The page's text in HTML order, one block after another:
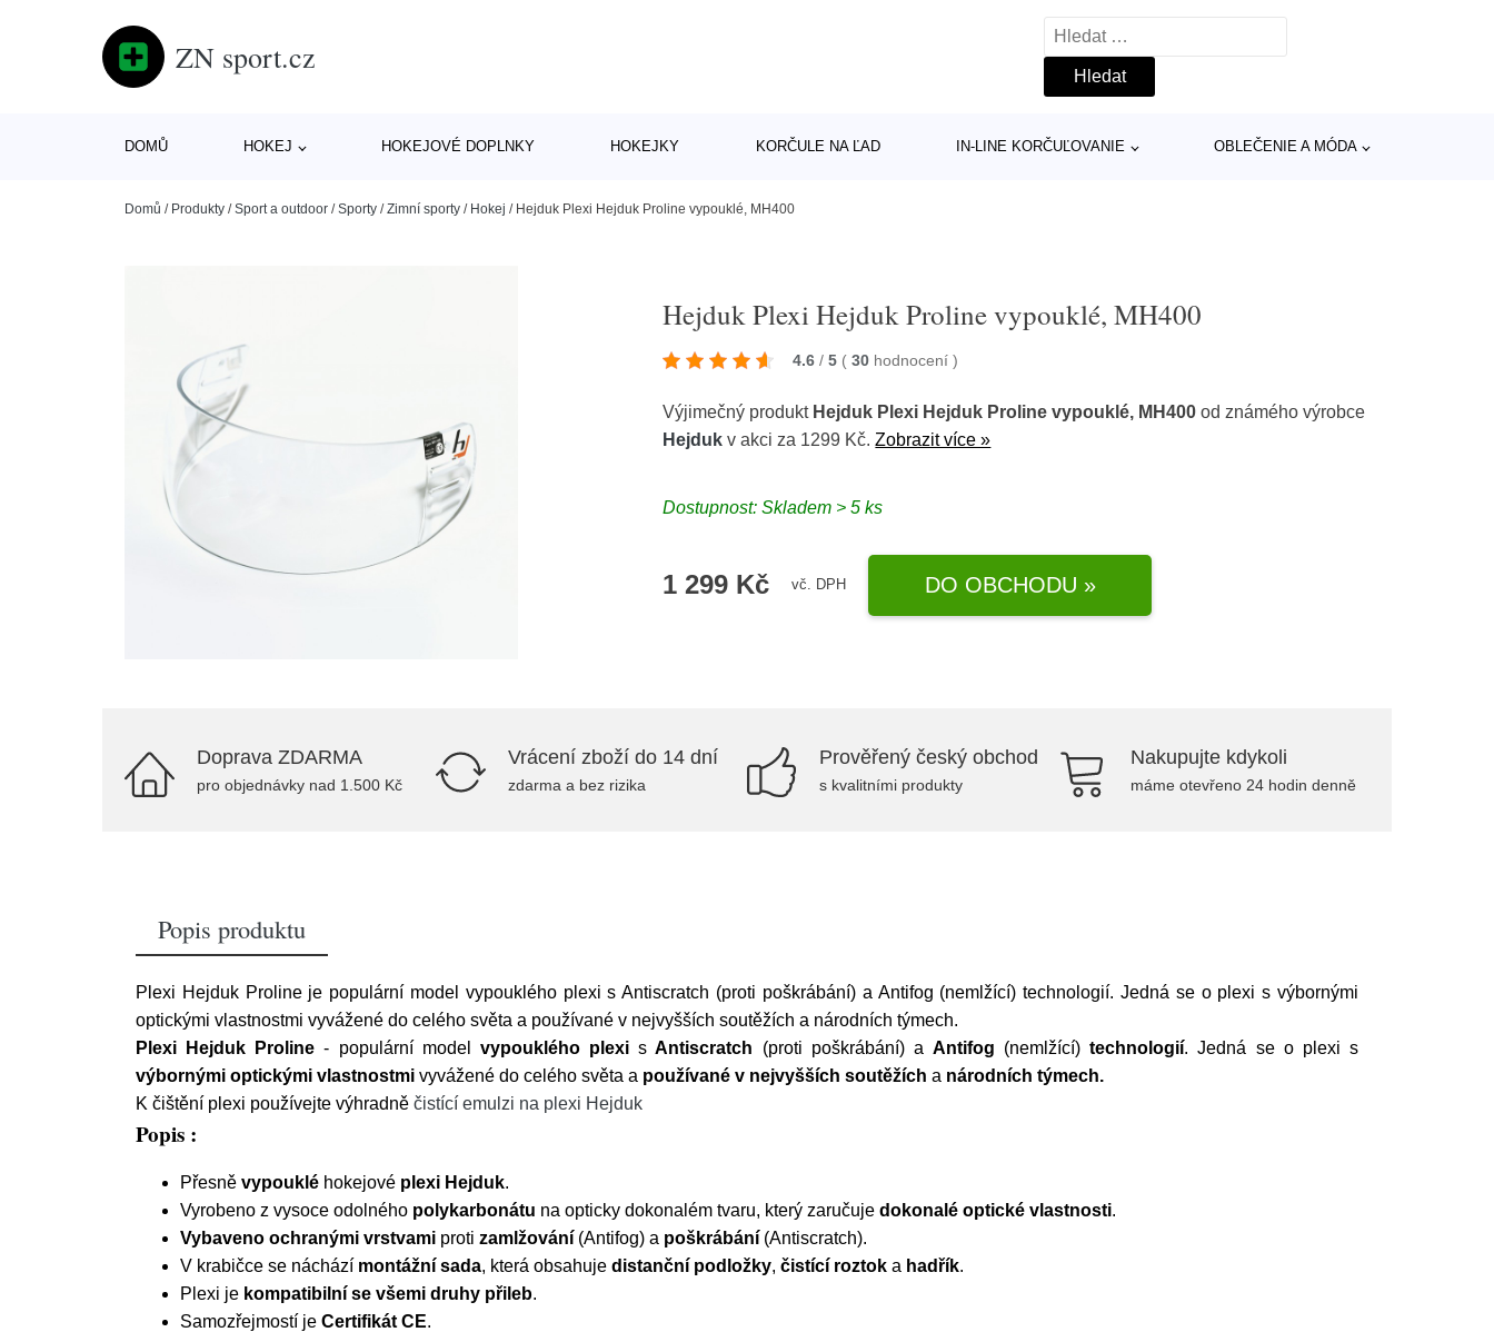
ZN sport.cz
Vyhledávání
DOMŮ HOKEJ HOKEJOVÉ DOPLNKY HOKEJKY KORČULE NA ĽAD IN-LINE KORČUĽOVANIE OBLEČENIE A MÓDA
Domů / Produkty /Sport a outdoor /Sporty /Zimní sporty / Hokej / Hejduk Plexi Hejduk Proline vypouklé, MH400
Hejduk Plexi Hejduk Proline vypouklé, MH400
4.6 / 5 ( 30 hodnocení)
Výjimečný produkt Hejduk Plexi Hejduk Proline vypouklé, MH400 od známého výrobce
Hejduk v akci za 1299 Kč.Zobrazit více »
Dostupnost: Skladem > 5 ks
1 299 Kč vč. DPH DO OBCHODU »
Doprava ZDARMA
pro objednávky nad 1.500 Kč
Vrácení zboží do 14 dní
zdarma a bez rizika
Prověřený český obchod
s kvalitními produkty
Nakupujte kdykoli
máme otevřeno 24 hodin denně
Popis produktu
Plexi Hejduk Proline je populární model vypouklého plexi s Antiscratch (proti poškrábání) a Antifog (nemlžící) technologií. Jedná se o plexi s výbornými
optickými vlastnostmi vyvážené do celého světa a používané v nejvyšších soutěžích a národních týmech.
Plexi Hejduk Proline - populární model vypouklého plexi s Antiscratch (proti poškrábání) a Antifog (nemlžící) technologií. Jedná se o plexi s
výbornými optickými vlastnostmi vyvážené do celého světa a používané v nejvyšších soutěžích a národních týmech.
K čištění plexi používejte výhradně čistící emulzi na plexi Hejduk
Popis :
Přesně vypouklé hokejové plexi Hejduk.
Vyrobeno z vysoce odolného polykarbonátu na opticky dokonalém tvaru, který zaručuje dokonalé optické vlastnosti.
Vybaveno ochranými vrstvami proti zamlžování (Antifog) a poškrábání (Antiscratch).
V krabičce se náchází montážní sada, která obsahuje distanční podložky, čistící roztok a hadřík.
Plexi je kompatibilní se všemi druhy přileb.
Samozřejmostí je Certifikát CE.